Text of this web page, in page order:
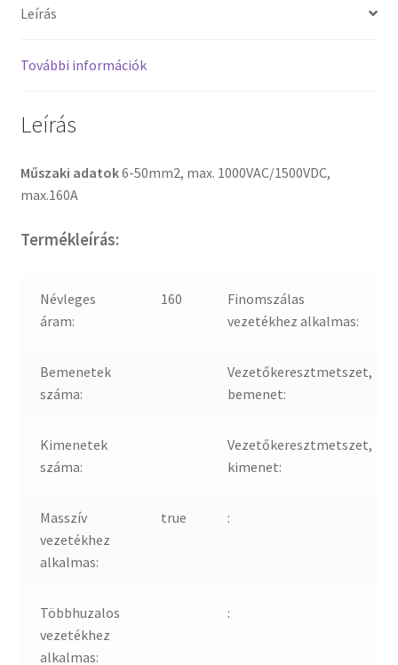
Leírás
További információk
Leírás
Műszaki adatok6-50mm2, max. 1000VAC/1500VDC,
max.160A
Termékleírás:
Névleges
áram:
160
Finomszálas
vezetékhez alkalmas:
Bemenetek
száma:
Vezetőkeresztmetszet,
bemenet:
Kimenetek
száma:
Vezetőkeresztmetszet,
kimenet:
Masszív
vezetékhez
alkalmas:
true :
Többhuzalos
vezetékhez
alkalmas:
: